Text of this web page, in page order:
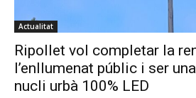
Actualitat
Ripollet vol completar la
l’enllumenat públic i ser
nucli urbà 100% LED